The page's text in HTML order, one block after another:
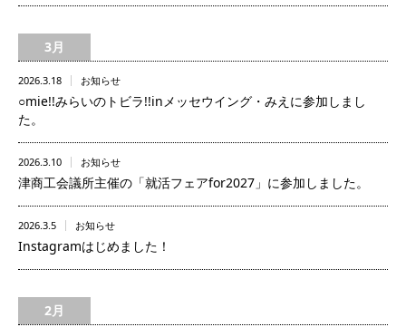
3月
2026.3.18 お知らせ
○mie!!みらいのトビラ!!inメッセウイング・みえに参加しまし
た。
2026.3.10 お知らせ
津商工会議所主催の「就活フェアfor2027」に参加しました。
2026.3.5 お知らせ
Instagramはじめました！
2月